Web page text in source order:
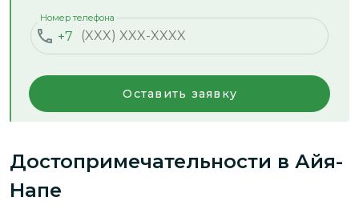
+7
Номер телефона
Оставить заявку
Достопримечательности в Айя-
Напе